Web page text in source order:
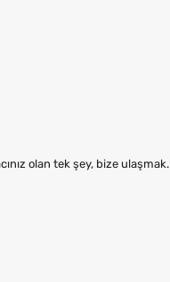
olan tek şey, bize ulaşmak.